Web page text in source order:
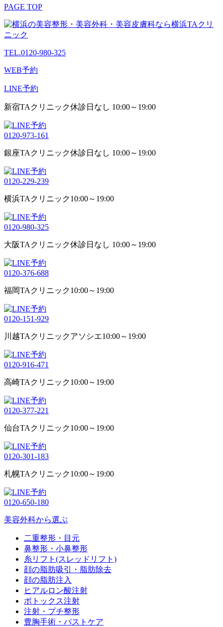
PAGE TOP
TEL.0120-980-325
WEB予約
LINE予約
新宿TAクリニック休診日なし 10:00～19:00
0120-973-161
銀座TAクリニック休診日なし 10:00～19:00
0120-229-239
横浜TAクリニック10:00～19:00
0120-980-325
大阪TAクリニック休診日なし 10:00～19:00
0120-376-688
福岡TAクリニック10:00～19:00
0120-151-929
川越TAクリニックアソシエ10:00～19:00
0120-916-471
高崎TAクリニック10:00～19:00
0120-377-221
仙台TAクリニック10:00～19:00
0120-301-183
札幌TAクリニック10:00～19:00
0120-650-180
美容外科から選ぶ
二重整形・目元
鼻整形・小鼻整形
糸リフト(スレッドリフト)
顔の脂肪吸引・脂肪除去
顔の脂肪注入
ヒアルロン酸注射
ボトックス注射
注射・プチ整形
豊胸手術・バストケア